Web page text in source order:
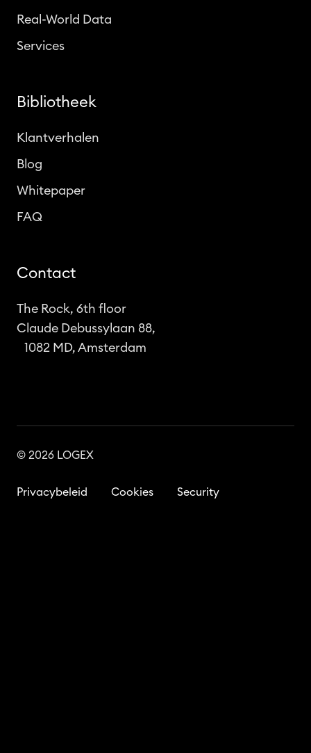
Real-World Data
Services
Bibliotheek
Klantverhalen
Blog
Whitepaper
FAQ
Contact
The Rock, 6th floor
Claude Debussylaan 88,
1082 MD, Amsterdam
© 2026 LOGEX
Privacybeleid Cookies Security